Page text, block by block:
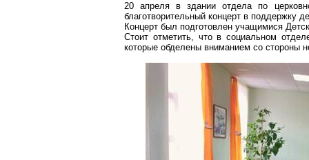
20 апреля в здании отдела по
благотворительный концерт в поддержку
Концерт был подготовлен учащимися
Стоит отметить, что в социальном
которые обделены вниманием со стороны